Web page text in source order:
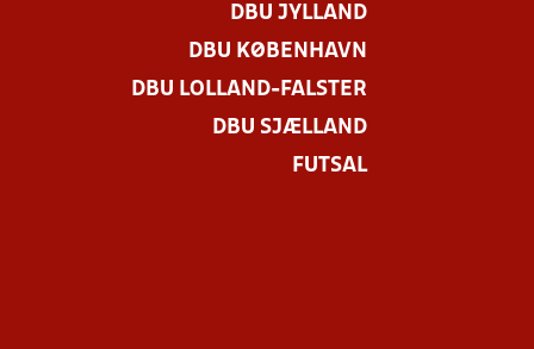
DBU JYLLAND
DBU KØBENHAVN
DBU LOLLAND-FALSTER
DBU SJÆLLAND
FUTSAL